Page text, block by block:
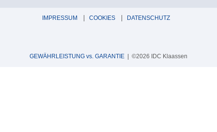
IMPRESSUM COOKIES DATENSCHUTZ
GEWÄHRLEISTUNG vs. GARANTIE | ©2026 IDC Klaassen